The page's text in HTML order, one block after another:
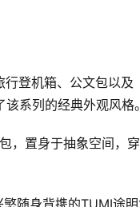
登机箱、公文包以及
系列的经典外观风格。
，置身于抽象空间，